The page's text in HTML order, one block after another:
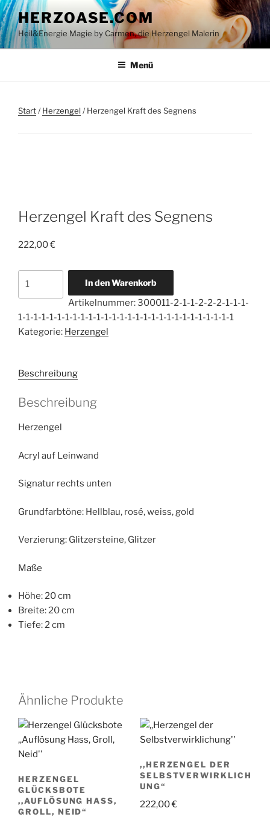
Zum
Inhalt
springen
HERZOASE.COM
Heil&Energie Magie by Carmen, die Herzengel Malerin
Menü
Start/Herzengel/ Herzengel Kraft des Segnens
Herzengel Kraft des Segnens
222,00€
Segnens
Menge
In den Warenkorb
Artikelnummer:300011-2-1-1-2-2-2-1-1-1-
1-1-1-1-1-1-1-1-1-1-1-1-1-1-1-1-1-1-1-1-1-1-1-1-1-1-1-1
Kategorie: Herzengel
Beschreibung
Beschreibung
Herzengel
Acryl auf Leinwand
Signatur rechts unten
Grundfarbtöne: Hellblau, rosé, weiss, gold
Verzierung: Glitzersteine, Glitzer
Maße
Höhe: 20 cm
Breite: 20 cm
Tiefe: 2 cm
Ähnliche Produkte
HERZENGEL
GLÜCKSBOTE
,,AUFLÖSUNG HASS,
GROLL, NEID“
,,HERZENGEL DER
SELBSTVERWIRKLICH
UNG“
222,00€